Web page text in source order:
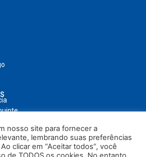
nosso site para fornecer a
lembrando suas preferências
clicar em “Aceitar todos”, você